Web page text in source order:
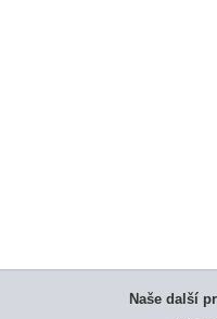
Naše další